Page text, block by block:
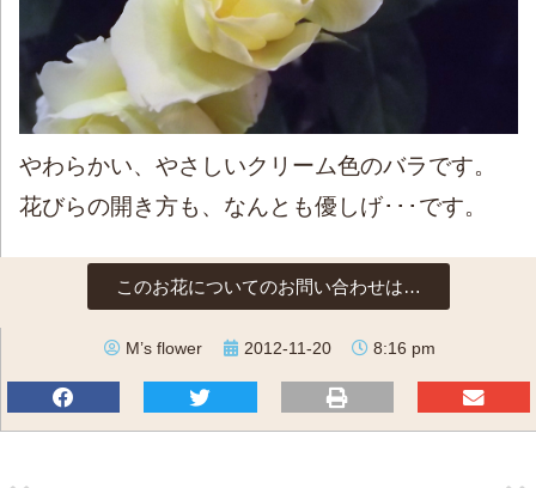
やわらかい、やさしいクリーム色のバラです。
花びらの開き方も、なんとも優しげ･･･です。
このお花についてのお問い合わせは…
M’s flower 2012-11-20 8:16 pm